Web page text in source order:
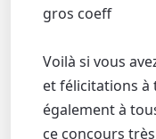
gros coeff
Voilà si vous
et félicitations à
également à
ce concours